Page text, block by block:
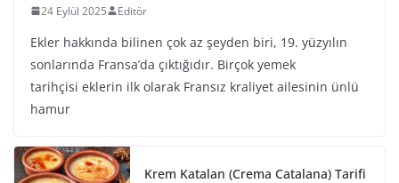
24 Eylül 2025 Editör
Ekler hakkında bilinen çok az şeyden biri, 19. yüzyılın
sonlarında Fransa’da çıktığıdır. Birçok yemek
tarihçisi eklerin ilk olarak Fransız kraliyet ailesinin ünlü
hamur
Krem Katalan (Crema Catalana) Tarifi